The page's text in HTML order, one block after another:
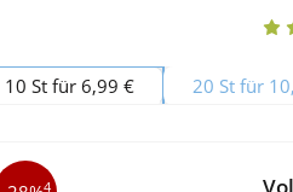
10 St für 6,99 € 20 St für
4